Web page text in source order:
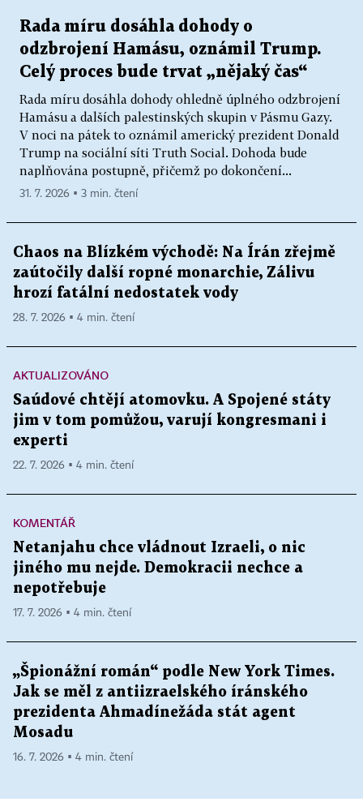
Rada míru dosáhla dohody o
odzbrojení Hamásu, oznámil Trump.
Celý proces bude trvat „nějaký čas“
Rada míru dosáhla dohody ohledně úplného odzbrojení
Hamásu a dalších palestinských skupin v Pásmu Gazy.
V noci na pátek to oznámil americký prezident Donald
Trump na sociální síti Truth Social. Dohoda bude
naplňována postupně, přičemž po dokončení...
31. 7. 2026 ▪ 3 min. čtení
Chaos na Blízkém východě: Na Írán zřejmě
zaútočily další ropné monarchie, Zálivu
hrozí fatální nedostatek vody
28. 7. 2026 ▪ 4 min. čtení
AKTUALIZOVÁNO
Saúdové chtějí atomovku. A Spojené státy
jim v tom pomůžou, varují kongresmani i
experti
22. 7. 2026 ▪ 4 min. čtení
KOMENTÁŘ
Netanjahu chce vládnout Izraeli, o nic
jiného mu nejde. Demokracii nechce a
nepotřebuje
17. 7. 2026 ▪ 4 min. čtení
„Špionážní román“ podle New York Times.
Jak se měl z antiizraelského íránského
prezidenta Ahmadínežáda stát agent
Mosadu
16. 7. 2026 ▪ 4 min. čtení